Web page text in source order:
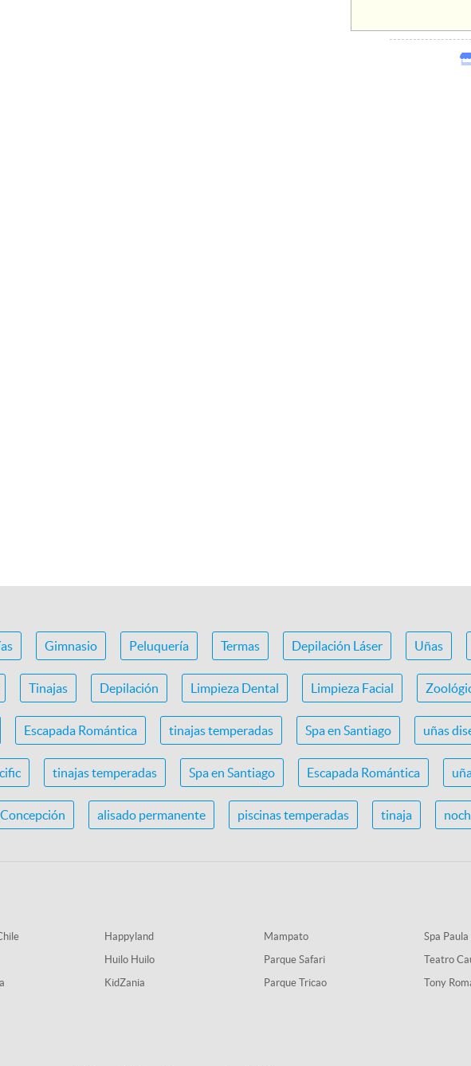
Gimnasio Peluquería Termas Depilación Láser Uñas
Tinajas Depilación Limpieza Dental Limpieza Facial
Escapada Romántica tinajas temperadas Spa en Santiago uñas
tinajas temperadas Spa en Santiago Escapada Romántica
alisado permanente piscinas temperadas tinaja
Happyland
Huilo Huilo
KidZania
Mampato
Parque Safari
Parque Tricao
Spa Paula
Teatro
Tony